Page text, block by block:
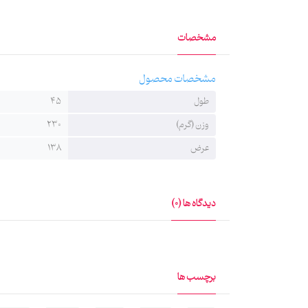
مشخصات
مشخصات محصول
طول
45
وزن (گرم)
230
عرض
138
دیدگاه ها (0)
برچسب ها